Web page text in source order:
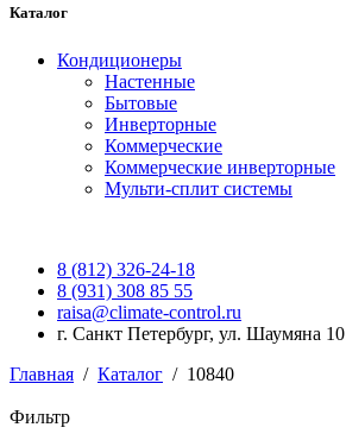
Каталог
Кондиционеры
Настенные
Бытовые
Инверторные
Коммерческие
Коммерческие инверторные
Мульти-сплит системы
8 (812) 326-24-18
8 (931) 308 85 55
raisa@climate-control.ru
г. Санкт Петербург, ул. Шаумяна 10
Главная / Каталог / 10840
Фильтр